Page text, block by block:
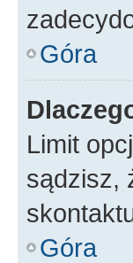
Góra
Limit
sądzisz,
Góra